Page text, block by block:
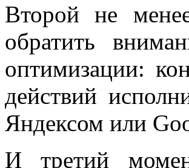
Второй не
обратить
оптимизации:
действий
Яндексом или
И третий